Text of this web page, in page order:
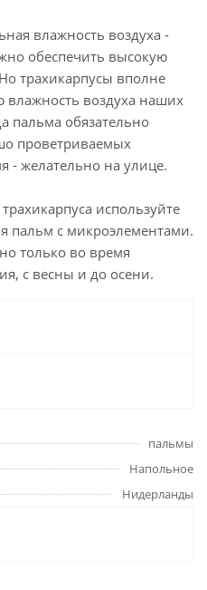
влажность воздуха -
обеспечить высокую
трахикарпусы вполне
влажность воздуха наших
пальма обязательно
проветриваемых
- желательно на улице.
используйте
пальм с микроэлементами.
только во время
с весны и до осени.
пальмы
Напольное
Нидерланды